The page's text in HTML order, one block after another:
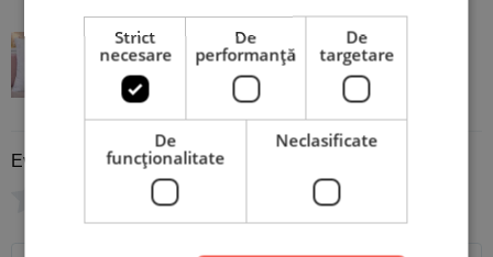
Pernă Personalizată cu text - Nails
Evaluare
Strict
necesare
De
performanță
De
targetare
De
funcţionalitate
Neclasificate